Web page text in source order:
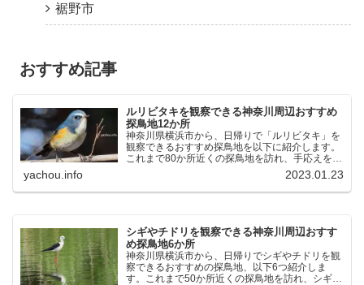
裾野市
おすすめ記事
ルリビタキを観察できる神奈川周辺おすすめ
探鳥地12か所
神奈川県横浜市から、日帰りで「ルリビタキ」を
観察できるおすすめ探鳥地を以下に紹介します。
これまで80か所近くの探鳥地を訪れ、手応えを感
じた場所です。以下、★ が多いほど観察しやす
く、出現頻度が高いと感じた場所です。 北本自然
観察公園：埼玉県...
yachou.info 2023.01.23
シギやチドリを観察できる神奈川周辺おすす
め探鳥地6か所
神奈川県横浜市から、日帰りでシギやチドリを観
察できるおすすめの探鳥地、以下6つ紹介しま
す。これまで50か所近くの探鳥地を訪れ、シギや